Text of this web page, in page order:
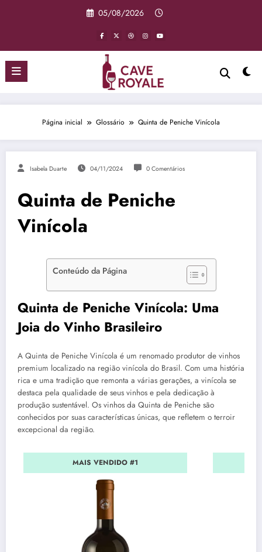
05/08/2026
Página inicial Glossário Quinta de Peniche Vinícola
Isabela Duarte 04/11/2024 0 Comentários
Quinta de Peniche
Vinícola
Conteúdo da Página
Quinta de Peniche Vinícola: Uma
Joia do Vinho Brasileiro
A Quinta de Peniche Vinícola é um renomado produtor de vinhos
premium localizado na região vinícola do Brasil. Com uma história
rica e uma tradição que remonta a várias gerações, a vinícola se
destaca pela qualidade de seus vinhos e pela dedicação à
produção sustentável. Os vinhos da Quinta de Peniche são
conhecidos por suas características únicas, que refletem o terroir
excepcional da região.
MAIS VENDIDO #1